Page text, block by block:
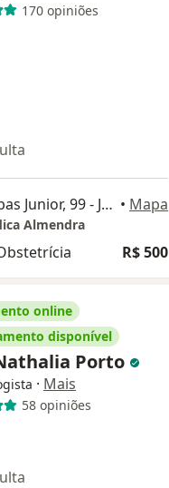
170 opiniões
Praça Mal. Rodrigues Ribas Junior, 99 - Jardim Analia Franco, São Paulo • Mapa
Almendra
R$ 500
online
disponível
Porto
· Mais
58 opiniões